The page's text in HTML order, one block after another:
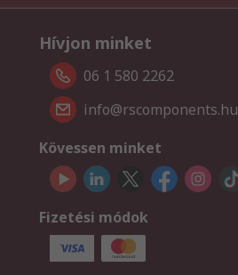
Hívjon minket
06 1 580 2262
info@rscomponents.hu
Kövessen minket
Fizetési módok